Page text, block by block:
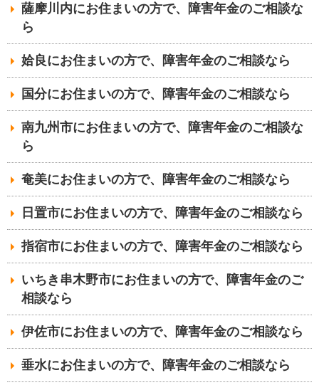
薩摩川内にお住まいの方で、障害年金のご相談な
ら
姶良にお住まいの方で、障害年金のご相談なら
国分にお住まいの方で、障害年金のご相談なら
南九州市にお住まいの方で、障害年金のご相談な
ら
奄美にお住まいの方で、障害年金のご相談なら
日置市にお住まいの方で、障害年金のご相談なら
指宿市にお住まいの方で、障害年金のご相談なら
いちき串木野市にお住まいの方で、障害年金のご
相談なら
伊佐市にお住まいの方で、障害年金のご相談なら
垂水にお住まいの方で、障害年金のご相談なら